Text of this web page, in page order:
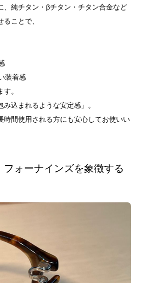
、純チタン・βチタン・チタン合金など
ことで、
装着感
。
込まれるような安定感」。
時間使用される方にも安心してお使いい
フォーナインズを象徴する